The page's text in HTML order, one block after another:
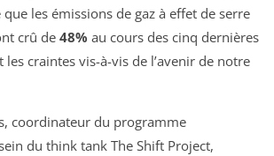
les émissions de gaz à effet de serre
crû de 48% au cours des cinq dernières
craintes vis-à-vis de l’avenir de notre
coordinateur du programme
du think tank The Shift Project,